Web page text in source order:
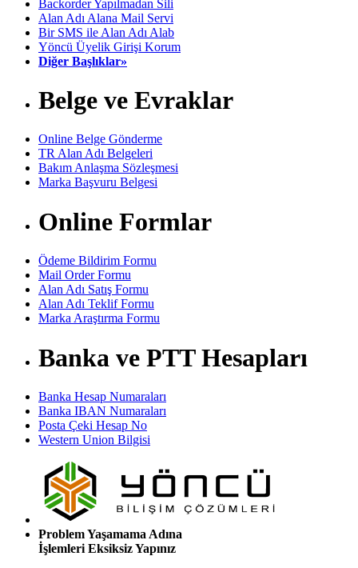
Backorder Yapılmadan Sili
Alan Adı Alana Mail Servi
Bir SMS ile Alan Adı Alab
Yöncü Üyelik Girişi Korum
Diğer Başlıklar»
Belge ve Evraklar
Online Belge Gönderme
TR Alan Adı Belgeleri
Bakım Anlaşma Sözleşmesi
Marka Başvuru Belgesi
Online Formlar
Ödeme Bildirim Formu
Mail Order Formu
Alan Adı Satış Formu
Alan Adı Teklif Formu
Marka Araştırma Formu
Banka ve PTT Hesapları
Banka Hesap Numaraları
Banka IBAN Numaraları
Posta Çeki Hesap No
Western Union Bilgisi
Problem Yaşamama Adına
İşlemleri Eksiksiz Yapınız